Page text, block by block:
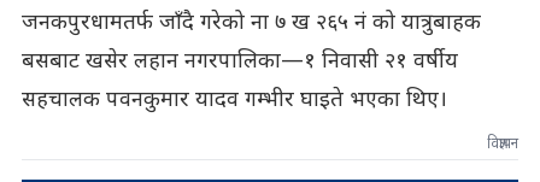
जनकपुरधामतर्फ जाँदै गरेको ना ७ ख २६५ नं को यात्रुबाहक
बसबाट खसेर लहान नगरपालिका—१ निवासी २१ वर्षीय
सहचालक पवनकुमार यादव गम्भीर घाइते भएका थिए।
विज्ञापन